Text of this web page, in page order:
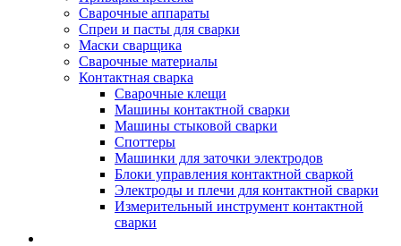
Сварочные аппараты
Спреи и пасты для сварки
Маски сварщика
Сварочные материалы
Контактная сварка
Сварочные клещи
Машины контактной сварки
Машины стыковой сварки
Споттеры
Машинки для заточки электродов
Блоки управления контактной сваркой
Электроды и плечи для контактной сварки
Измерительный инструмент контактной
сварки